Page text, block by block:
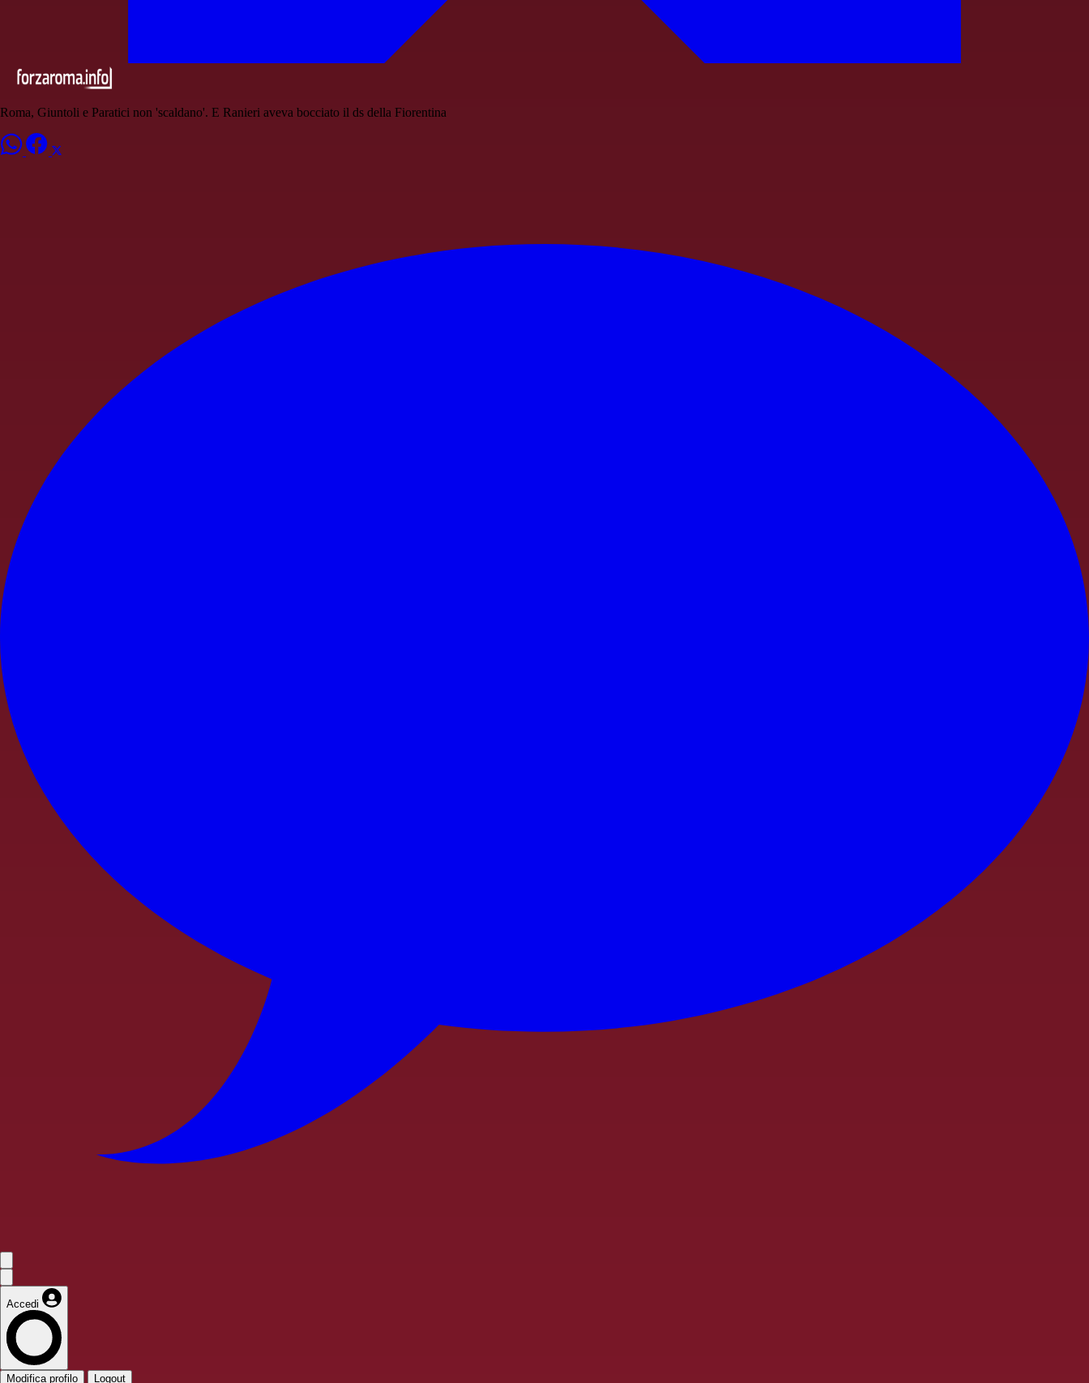
Roma, Giuntoli e Paratici non 'scaldano'. E Ranieri aveva bocciato il ds della Fiorentina
Accedi
Modifica profilo Logout